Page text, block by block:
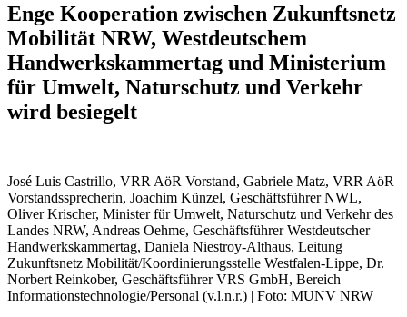
Enge Kooperation zwischen Zukunftsnetz
Mobilität NRW, Westdeutschem
Handwerkskammertag und Ministerium
für Umwelt, Naturschutz und Verkehr
wird besiegelt
José Luis Castrillo, VRR AöR Vorstand, Gabriele Matz, VRR AöR
Vorstandssprecherin, Joachim Künzel, Geschäftsführer NWL,
Oliver Krischer, Minister für Umwelt, Naturschutz und Verkehr des
Landes NRW, Andreas Oehme, Geschäftsführer Westdeutscher
Handwerkskammertag, Daniela Niestroy-Althaus, Leitung
Zukunftsnetz Mobilität/Koordinierungsstelle Westfalen-Lippe, Dr.
Norbert Reinkober, Geschäftsführer VRS GmbH, Bereich
Informationstechnologie/Personal (v.l.n.r.) | Foto: MUNV NRW